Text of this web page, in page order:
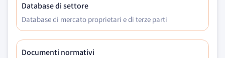
Database di settore
Database di mercato proprietari e di terze parti
Documenti normativi